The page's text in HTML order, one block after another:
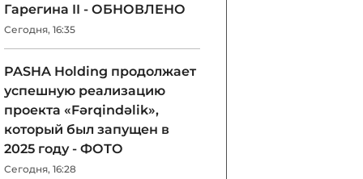
Гарегина II - ОБНОВЛЕНО
Сегодня, 16:35
PASHA Holding продолжает
успешную реализацию
проекта «Fərqindəlik»,
который был запущен в
2025 году - ФОТО
Сегодня, 16:28